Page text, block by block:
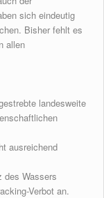
sich eindeutig
Bisher fehlt es
allen
landesweite
ausreichend
des Wassers
Verbot an.